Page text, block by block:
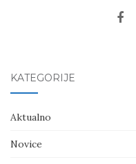
KATEGORIJE
Aktualno
Novice